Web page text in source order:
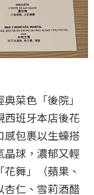
菜色「後院」
西班牙本店後花
感包裹以生蠔搭
球，濃郁又輕
舞」（蘋果、
杏仁、雪莉酒醋